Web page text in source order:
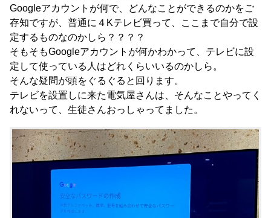
Googleアカウントが何で、どんなことができるのかをご
存知ですが、普通に４Kテレビ買って、ここまで自分で設
定するものなのかしら？？？？
そもそもGoogleアカウントが何かわかって、テレビに設
定して使っている人はどれくらいいるのかしら。
そんな疑問が頭をぐるぐると回ります。
テレビを設置しに来た電気屋さんは、そんなことやってく
れないって、生徒さんおっしゃってました。